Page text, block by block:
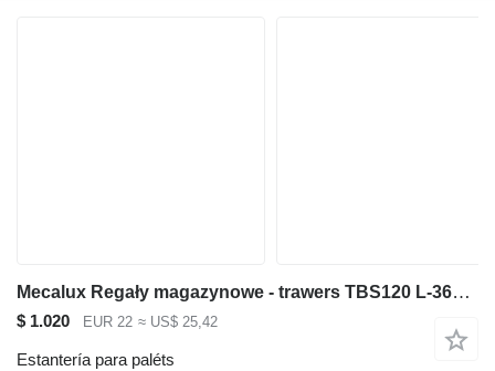
Mecalux Regały magazynowe - trawers TBS120 L-360 cm 12x5 cm używany
$ 1.020 EUR 22 ≈ US$ 25,42
Estantería para paléts